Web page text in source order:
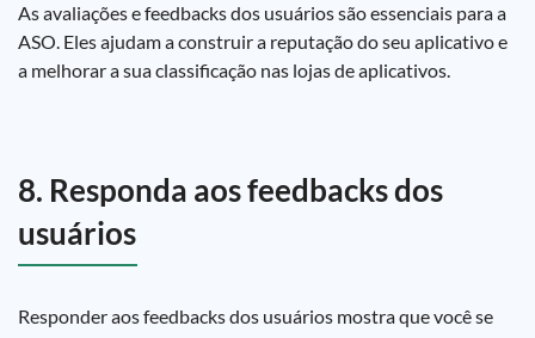
As avaliações e feedbacks dos usuários são essenciais para a
ASO. Eles ajudam a construir a reputação do seu aplicativo e
a melhorar a sua classificação nas lojas de aplicativos.
8. Responda aos feedbacks dos
usuários
Responder aos feedbacks dos usuários mostra que você se